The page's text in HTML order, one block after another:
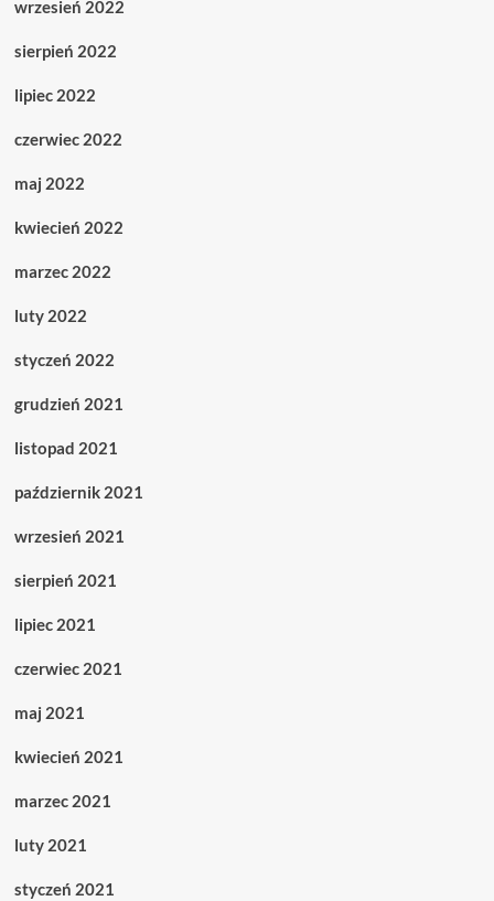
wrzesień 2022
sierpień 2022
lipiec 2022
czerwiec 2022
maj 2022
kwiecień 2022
marzec 2022
luty 2022
styczeń 2022
grudzień 2021
listopad 2021
październik 2021
wrzesień 2021
sierpień 2021
lipiec 2021
czerwiec 2021
maj 2021
kwiecień 2021
marzec 2021
luty 2021
styczeń 2021